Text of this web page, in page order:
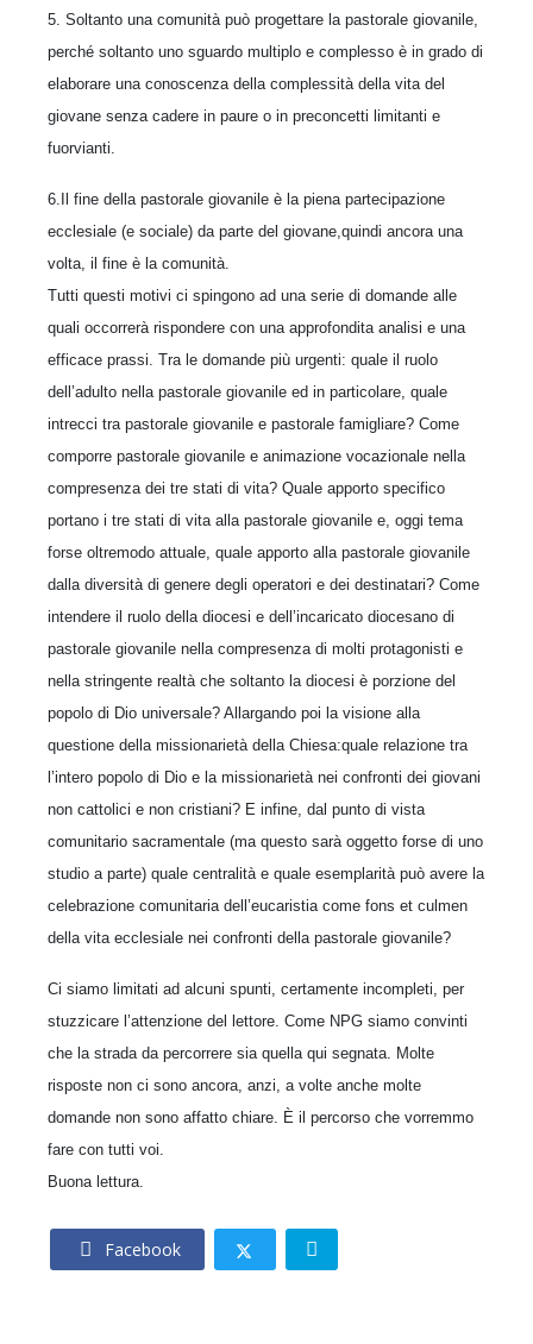
5. Soltanto una comunità può progettare la pastorale giovanile,
perché soltanto uno sguardo multiplo e complesso è in grado di
elaborare una conoscenza della complessità della vita del
giovane senza cadere in paure o in preconcetti limitanti e
fuorvianti.
6.Il fine della pastorale giovanile è la piena partecipazione
ecclesiale (e sociale) da parte del giovane,quindi ancora una
volta, il fine è la comunità.
Tutti questi motivi ci spingono ad una serie di domande alle
quali occorrerà rispondere con una approfondita analisi e una
efficace prassi. Tra le domande più urgenti: quale il ruolo
dell’adulto nella pastorale giovanile ed in particolare, quale
intrecci tra pastorale giovanile e pastorale famigliare? Come
comporre pastorale giovanile e animazione vocazionale nella
compresenza dei tre stati di vita? Quale apporto specifico
portano i tre stati di vita alla pastorale giovanile e, oggi tema
forse oltremodo attuale, quale apporto alla pastorale giovanile
dalla diversità di genere degli operatori e dei destinatari? Come
intendere il ruolo della diocesi e dell’incaricato diocesano di
pastorale giovanile nella compresenza di molti protagonisti e
nella stringente realtà che soltanto la diocesi è porzione del
popolo di Dio universale? Allargando poi la visione alla
questione della missionarietà della Chiesa:quale relazione tra
l’intero popolo di Dio e la missionarietà nei confronti dei giovani
non cattolici e non cristiani? E infine, dal punto di vista
comunitario sacramentale (ma questo sarà oggetto forse di uno
studio a parte) quale centralità e quale esemplarità può avere la
celebrazione comunitaria dell’eucaristia come fons et culmen
della vita ecclesiale nei confronti della pastorale giovanile?
Ci siamo limitati ad alcuni spunti, certamente incompleti, per
stuzzicare l’attenzione del lettore. Come NPG siamo convinti
che la strada da percorrere sia quella qui segnata. Molte
risposte non ci sono ancora, anzi, a volte anche molte
domande non sono affatto chiare. È il percorso che vorremmo
fare con tutti voi.
Buona lettura.
Facebook